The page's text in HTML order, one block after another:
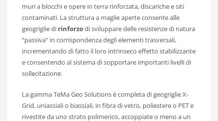
muri a blocchi e opere in terra rinforzata, discariche e siti
contaminati. La struttura a maglie aperte consente alle
geogriglie di rinforzodi sviluppare delle resistenze di natura
“passiva” in corrispondenza degli elementi trasversali,
incrementando di fatto il loro intrinseco effetto stabilizzante
e consentendo al sistema di sopportare importanti livelli di
sollecitazione.
La gamma TeMa Geo Solutions è completa di geogriglie X-
Grid, uniassiali o biassiali, in fibra di vetro, poliestere o PET e
rivestite da uno strato polimerico, accoppiate o meno a un